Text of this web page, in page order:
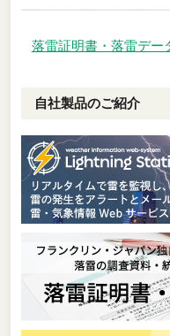
落雷証明書・落雷デー
自社製品のご紹介